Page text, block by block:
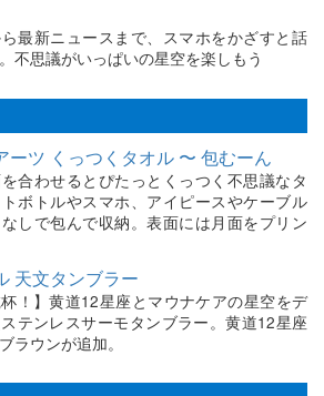
最新ニュースまで、スマホをかざすと話
不思議がいっぱいの星空を楽しもう
ーツ くっつくタオル 〜 包むーん
合わせるとぴたっとくっつく不思議なタ
ボトルやスマホ、アイピースやケーブル
しで包んで収納。表面には月面をプリン
天文タンブラー
杯！】黄道12星座とマウナケアの星空をデ
テンレスサーモタンブラー。黄道12星座
ラウンが追加。